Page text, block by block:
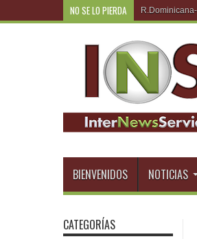
NO SE LO PIERDA
BIENVENIDOS NOTICIAS
CATEGORÍAS